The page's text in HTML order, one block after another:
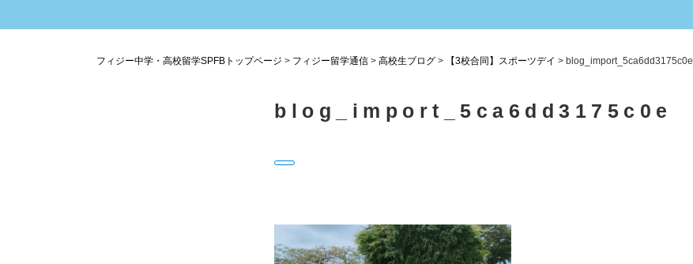
フィジー中学・高校留学SPFBトップページ > フィジー留学通信 > 高校生ブログ > 【3校合同】スポーツデイ > blog_import_5ca6dd3175c0e
blog_import_5ca6dd3175c0e